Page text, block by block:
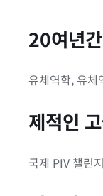
20여년
유체역학, 유체
제적인
국제 PIV 챌린